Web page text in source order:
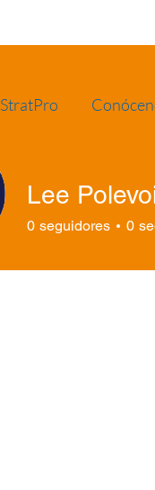
StratPro
Lee
0 seguidores 0